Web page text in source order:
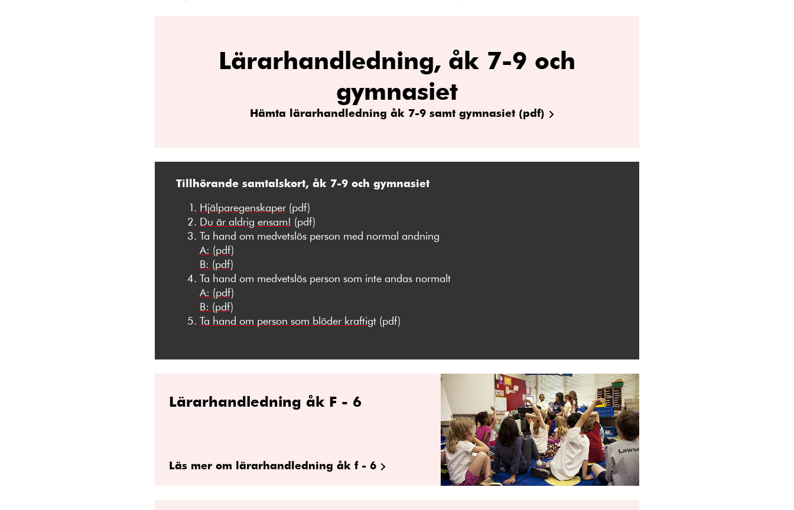
Lärarhandledning, åk 7-9 och
gymnasiet
Hämta lärarhandledning åk 7-9 samt gymnasiet (pdf)
Tillhörande samtalskort, åk 7-9 och gymnasiet
Hjälparegenskaper (pdf)
Du är aldrig ensam! (pdf)
Ta hand om medvetslös person med normal andning
A: (pdf)
B: (pdf)
Ta hand om medvetslös person som inte andas normalt
A: (pdf)
B: (pdf)
Ta hand om person som blöder kraftigt (pdf)
Lärarhandledning åk F - 6
Läs mer om lärarhandledning åk f - 6